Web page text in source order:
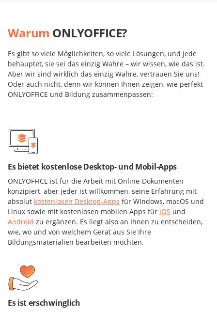
Warum ONLYOFFICE?
Es gibt so viele Möglichkeiten, so viele Lösungen, und jede
behauptet, sie sei das einzig Wahre – wir wissen, wie das ist.
Aber wir sind wirklich das einzig Wahre, vertrauen Sie uns!
Oder auch nicht, denn wir können Ihnen zeigen, wie perfekt
ONLYOFFICE und Bildung zusammenpassen:
Es bietet kostenlose Desktop- und Mobil-Apps
ONLYOFFICE ist für die Arbeit mit Online-Dokumenten
konzipiert, aber jeder ist willkommen, seine Erfahrung mit
absolut kostenlosen Desktop-Apps für Windows, macOS und
Linux sowie mit kostenlosen mobilen Apps für iOS und
Android zu ergänzen. Es liegt also an Ihnen zu entscheiden,
wie, wo und von welchem Gerät aus Sie Ihre
Bildungsmaterialien bearbeiten möchten.
Es ist erschwinglich